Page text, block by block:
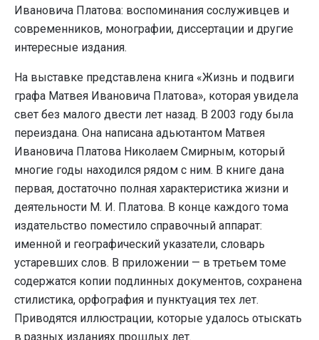
Ивановича Платова: воспоминания сослуживцев и
современников, монографии, диссертации и другие
интересные издания.
На выставке представлена книга «Жизнь и подвиги
графа Матвея Ивановича Платова», которая увидела
свет без малого двести лет назад. В 2003 году была
переиздана. Она написана адьютантом Матвея
Ивановича Платова Николаем Смирным, который
многие годы находился рядом с ним. В книге дана
первая, достаточно полная характеристика жизни и
деятельности М. И. Платова. В конце каждого тома
издательство поместило справочный аппарат:
именной и географический указатели, словарь
устаревших слов. В приложении — в третьем томе
содержатся копии подлинных документов, сохранена
стилистика, орфография и пунктуация тех лет.
Приводятся иллюстрации, которые удалось отыскать
в разных изданиях прошлых лет.